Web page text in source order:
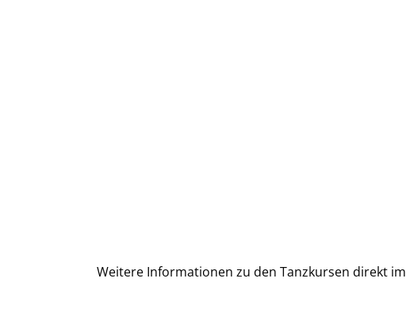
Weitere Informationen zu den Tanzkursen direkt im